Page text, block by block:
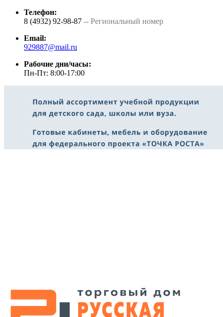
Телефон:
8 (4932) 92-98-87 -- Региональный номер
Email:
929887@mail.ru
Рабочие дни/часы:
Пн-Пт: 8:00-17:00